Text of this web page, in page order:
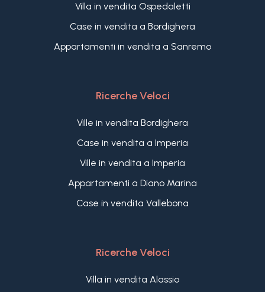
Villa in vendita Ospedaletti
Case in vendita a Bordighera
Appartamenti in vendita a Sanremo
Ricerche Veloci
Ville in vendita Bordighera
Case in vendita a Imperia
Ville in vendita a Imperia
Appartamenti a Diano Marina
Case in vendita Vallebona
Ricerche Veloci
Villa in vendita Alassio